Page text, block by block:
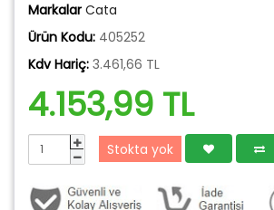
Markalar Cata
Ürün Kodu: 405252
Kdv Hariç: 3.461,66 TL
4.153,99 TL
Stokta yok